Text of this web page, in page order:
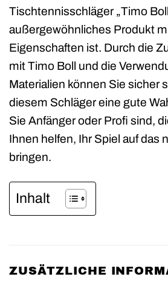
Tischtennisschläger „Timo
außergewöhnliches Produkt
Eigenschaften ist. Durch die
mit Timo Boll und die
Materialien können Sie sicher
diesem Schläger eine gute
Sie Anfänger oder Profi sind,
Ihnen helfen, Ihr Spiel auf das
bringen.
Inhalt
ZUSÄTZLICHE